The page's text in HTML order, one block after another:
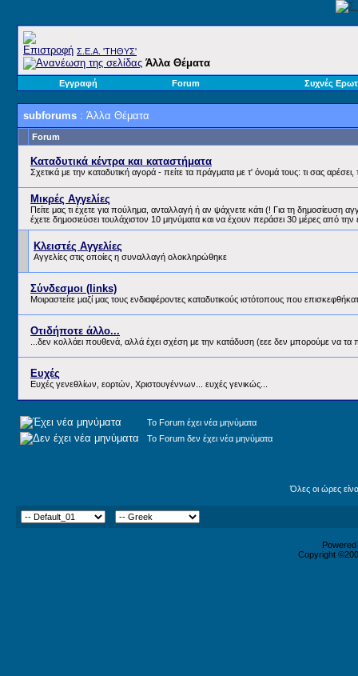
Σ.E.A. 'ΤΗΘΥΣ'
Άλλα Θέματα
Εγγραφή Forum Συχνές
subforums : Άλλα Θέματα
Forum
Καταδυτικά κέντρα και καταστήματα
Σχετικά με την καταδυτική αγορά - πείτε τα πράγματα με τ' όνομά τους: τι σας αρέσει,
Μικρές Αγγελίες
Πείτε μας τι έχετε για πούλημα, ανταλλαγή ή αν ψάχνετε κάτι (! Για τη δημοσίευση
έχετε δημοσιεύσει τουλάχιστον 10 μηνύματα και να έχουν περάσει 30 μέρες από
Κλειστές Αγγελίες
Αγγελίες στις οποίες η συναλλαγή ολοκληρώθηκε
Σύνδεσμοι (links)
Μοιραστείτε μαζί μας τους ενδιαφέροντες καταδυτικούς ιστότοπους που
Οτιδήποτε άλλο...
...δεν κολλάει πουθενά, αλλά έχει σχέση με την κατάδυση (εεε δεν μπορούμε να
Ευχές
Ευχές γενεθλίων, εορτών, Χριστουγέννων... ευχές γενικώς...
Το Forum έχει νέα μηνύματα
Το Forum δεν έχει νέα μηνύματα
Όλες οι ώρες
Copyright